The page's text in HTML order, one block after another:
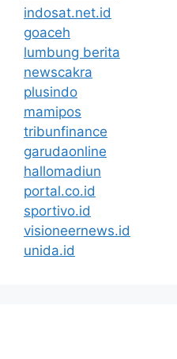
indosat.net.id
goaceh
lumbung berita
newscakra
plusindo
mamipos
tribunfinance
garudaonline
hallomadiun
portal.co.id
sportivo.id
visioneernews.id
unida.id